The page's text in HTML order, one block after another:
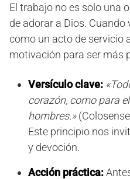
El trabajo no es solo una
de adorar a Dios.
como un acto de servicio
motivación para ser más
Versículo clave:
corazón, como para
hombres.»
Este principio nos
y devoción.
Acción práctica: